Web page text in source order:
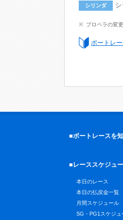
シリンダ
プロペラの変
ボートレ
■ボートレースを
■レーススケジュ
本日のレース
本日の払戻金一覧
月間スケジュール
SG・PG1スケジュ